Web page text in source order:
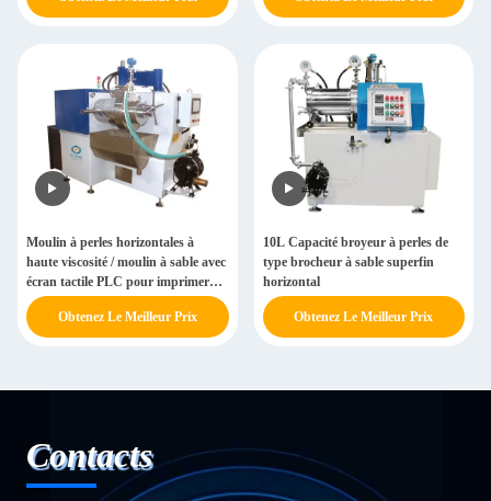
Moulin à perles horizontales à
haute viscosité / moulin à sable avec
écran tactile PLC pour imprimer
des encres
Obtenez Le Meilleur Prix
10L Capacité broyeur à perles de
type brocheur à sable superfin
horizontal
Obtenez Le Meilleur Prix
Contacts